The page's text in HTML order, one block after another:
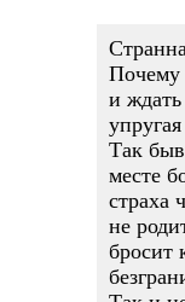
Почему
и ждать
Так
месте
страха
не
бросит